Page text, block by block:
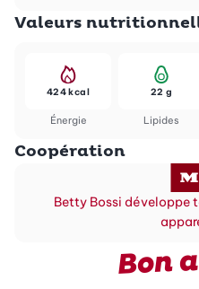
Valeurs
Énergie
424 kcal
Lipides
22 g
Coopération
Betty Bossi développe
Bon